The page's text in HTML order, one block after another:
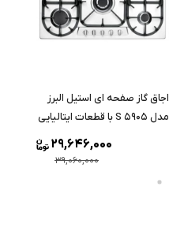
اجاق گاز صفحه ای استیل البرز
مدل S 5905 با قطعات ایتالیایی
39,060,000
29,646,000